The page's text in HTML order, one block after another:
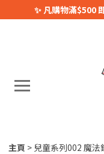
✨ 凡購物滿$500
主頁 兒童系列002 魔法